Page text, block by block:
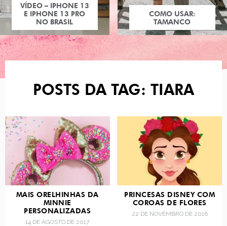
VÍDEO – IPHONE 13
E IPHONE 13 PRO
NO BRASIL
COMO USAR:
TAMANCO
POSTS DA TAG: TIARA
MAIS ORELHINHAS DA
MINNIE
PERSONALIZADAS
14 DE AGOSTO DE 2017
PRINCESAS DISNEY COM
COROAS DE FLORES
22 DE NOVEMBRO DE 2016